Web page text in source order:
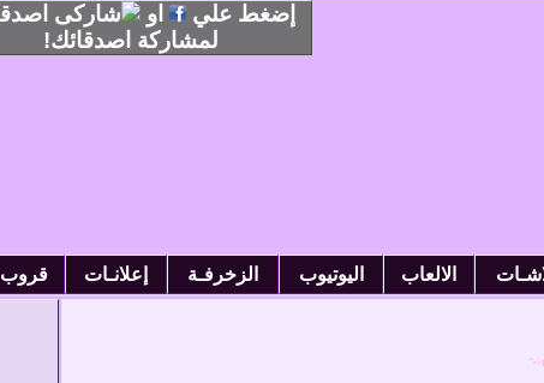
إضغط علي
او
لمشاركة اصدقائك!
الالعاب اليوتيوب الزخرفـة إعلانـات قروب